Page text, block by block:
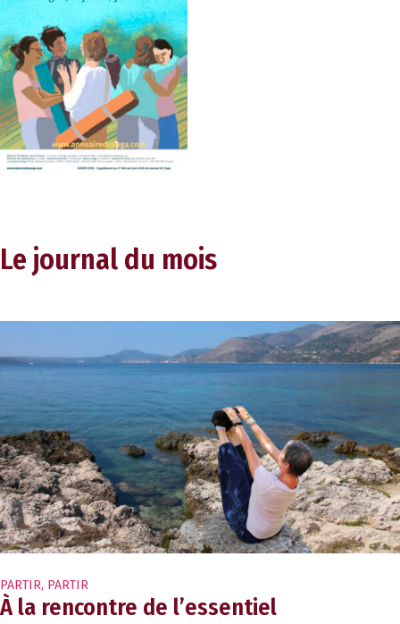
Le journal du mois
PARTIR, PARTIR
À la rencontre de l’essentiel